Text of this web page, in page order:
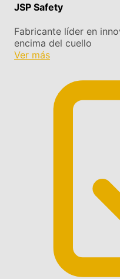
JSP Safety
Fabricante líder en
encima del cuello
Ver más